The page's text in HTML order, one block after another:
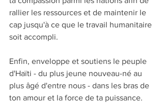
rallier les ressources et de maintenir le
cap jusqu'à ce que le travail humanitaire
soit accompli.
Enfin, enveloppe et soutiens le peuple
d'Haïti - du plus jeune nouveau-né au
plus âgé d'entre nous - dans les bras de
ton amour et la force de ta puissance.